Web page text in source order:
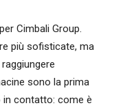
Cimbali Group.
più sofisticate, ma
sono la prima
contatto: come è